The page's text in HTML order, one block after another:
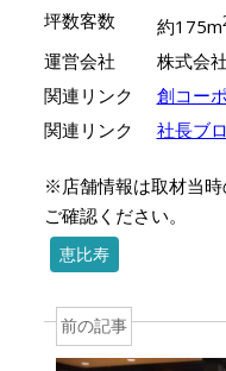
坪数客数
約175m
運営会社
株式会
関連リンク
創コー
関連リンク
社長ブ
※店舗情報は取材当
ご確認ください。
恵比寿
前の記事